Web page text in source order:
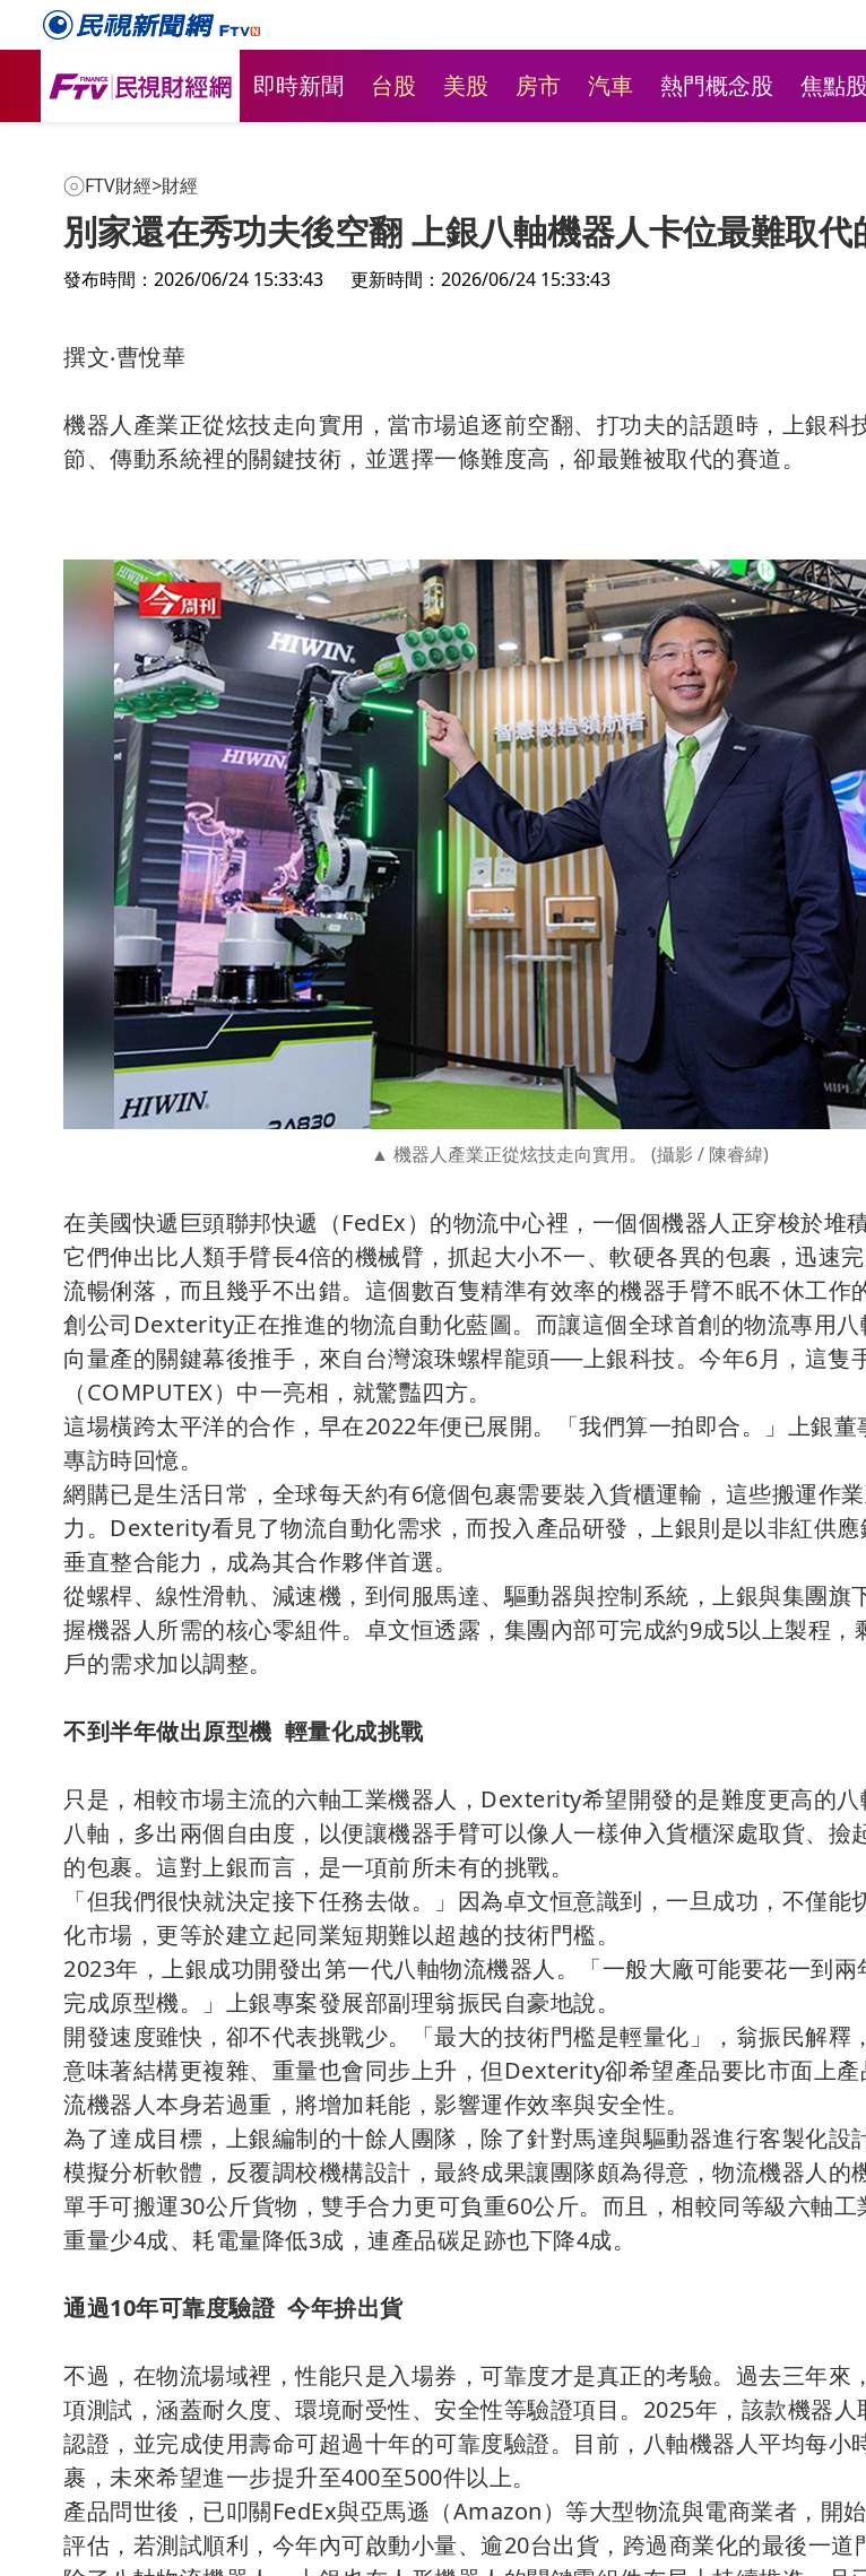
即時新聞 台股 美股 房市 汽車 熱門概念股 焦點股
FTV財經>財經
別家還在秀功夫後空翻 上銀八軸機器人卡位最難取代
發布時間：2026/06/24 15:33:43 更新時間：2026/06/24 15:33:43
撰文‧曹悅華
機器人產業正從炫技走向實用，當市場追逐前空翻、打功夫的話題時，上銀科
節、傳動系統裡的關鍵技術，並選擇一條難度高，卻最難被取代的賽道。
機器人產業正從炫技走向實用。 (攝影 / 陳睿緯)
在美國快遞巨頭聯邦快遞（FedEx）的物流中心裡，一個個機器人正穿梭於堆
它們伸出比人類手臂長4倍的機械臂，抓起大小不一、軟硬各異的包裹，迅速
流暢俐落，而且幾乎不出錯。這個數百隻精準有效率的機器手臂不眠不休工作
創公司Dexterity正在推進的物流自動化藍圖。而讓這個全球首創的物流專用
向量產的關鍵幕後推手，來自台灣滾珠螺桿龍頭──上銀科技。今年6月，這隻
（COMPUTEX）中一亮相，就驚豔四方。
這場橫跨太平洋的合作，早在2022年便已展開。「我們算一拍即合。」上銀董
專訪時回憶。
網購已是生活日常，全球每天約有6億個包裹需要裝入貨櫃運輸，這些搬運作
力。Dexterity看見了物流自動化需求，而投入產品研發，上銀則是以非紅供
垂直整合能力，成為其合作夥伴首選。
從螺桿、線性滑軌、減速機，到伺服馬達、驅動器與控制系統，上銀與集團旗
握機器人所需的核心零組件。卓文恒透露，集團內部可完成約9成5以上製程，
戶的需求加以調整。
不到半年做出原型機 輕量化成挑戰
只是，相較市場主流的六軸工業機器人，Dexterity希望開發的是難度更高的
八軸，多出兩個自由度，以便讓機器手臂可以像人一樣伸入貨櫃深處取貨、撿
的包裹。這對上銀而言，是一項前所未有的挑戰。
「但我們很快就決定接下任務去做。」因為卓文恒意識到，一旦成功，不僅能
化市場，更等於建立起同業短期難以超越的技術門檻。
2023年，上銀成功開發出第一代八軸物流機器人。「一般大廠可能要花一到
完成原型機。」上銀專案發展部副理翁振民自豪地說。
開發速度雖快，卻不代表挑戰少。「最大的技術門檻是輕量化」，翁振民解釋
意味著結構更複雜、重量也會同步上升，但Dexterity卻希望產品要比市面上
流機器人本身若過重，將增加耗能，影響運作效率與安全性。
為了達成目標，上銀編制的十餘人團隊，除了針對馬達與驅動器進行客製化設
模擬分析軟體，反覆調校機構設計，最終成果讓團隊頗為得意，物流機器人的
單手可搬運30公斤貨物，雙手合力更可負重60公斤。而且，相較同等級六軸工
重量少4成、耗電量降低3成，連產品碳足跡也下降4成。
通過10年可靠度驗證 今年拚出貨
不過，在物流場域裡，性能只是入場券，可靠度才是真正的考驗。過去三年來
項測試，涵蓋耐久度、環境耐受性、安全性等驗證項目。2025年，該款機器人
認證，並完成使用壽命可超過十年的可靠度驗證。目前，八軸機器人平均每小
裹，未來希望進一步提升至400至500件以上。
產品問世後，已叩關FedEx與亞馬遜（Amazon）等大型物流與電商業者，開
評估，若測試順利，今年內可啟動小量、逾20台出貨，跨過商業化的最後一道
不捨盼「